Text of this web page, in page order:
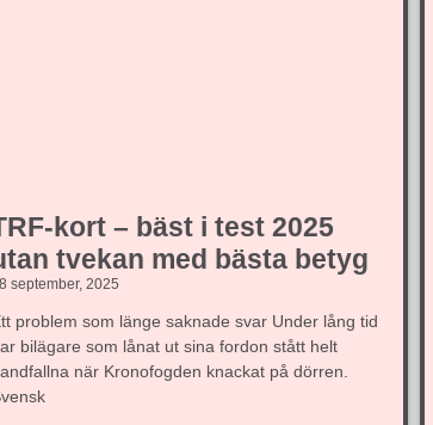
kort – bäst i test 2025
tvekan med bästa betyg
september, 2025
problem som länge saknade svar Under lång tid
bilägare som lånat ut sina fordon stått helt
när Kronofogden knackat på dörren.